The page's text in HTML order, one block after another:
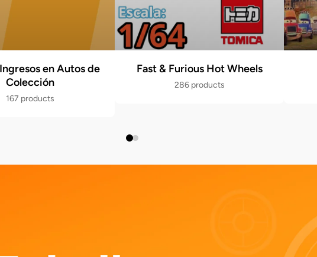
en Autos de
Colección
167 products
Fast & Furious Hot Wheels
286 products